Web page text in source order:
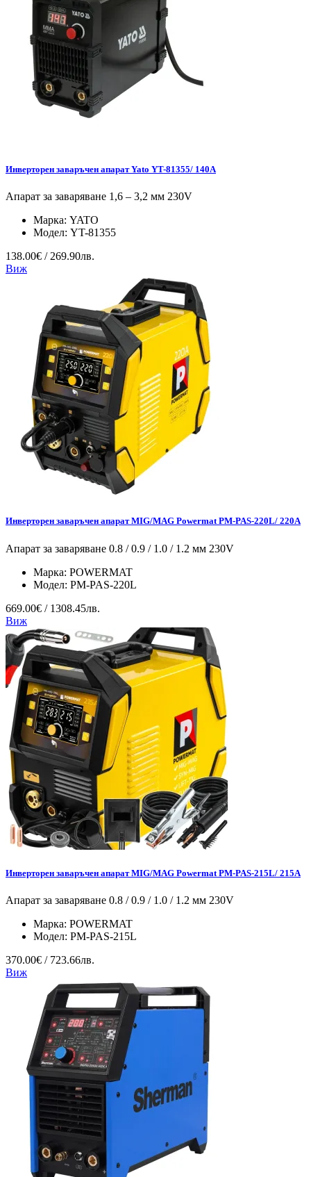
Инверторен заваръчен апарат Yato YT-81355/ 140A
Апарат за заваряване 1,6 – 3,2 мм 230V
Марка: YATO
Модел: YT-81355
138.00€ / 269.90лв.
Виж
Инверторен заваръчен апарат MIG/MAG Powermat PM-PAS-220L/ 220A
Апарат за заваряване 0.8 / 0.9 / 1.0 / 1.2 мм 230V
Марка: POWERMAT
Модел: PM-PAS-220L
669.00€ / 1308.45лв.
Виж
Инверторен заваръчен апарат MIG/MAG Powermat PM-PAS-215L/ 215A
Апарат за заваряване 0.8 / 0.9 / 1.0 / 1.2 мм 230V
Марка: POWERMAT
Модел: PM-PAS-215L
370.00€ / 723.66лв.
Виж